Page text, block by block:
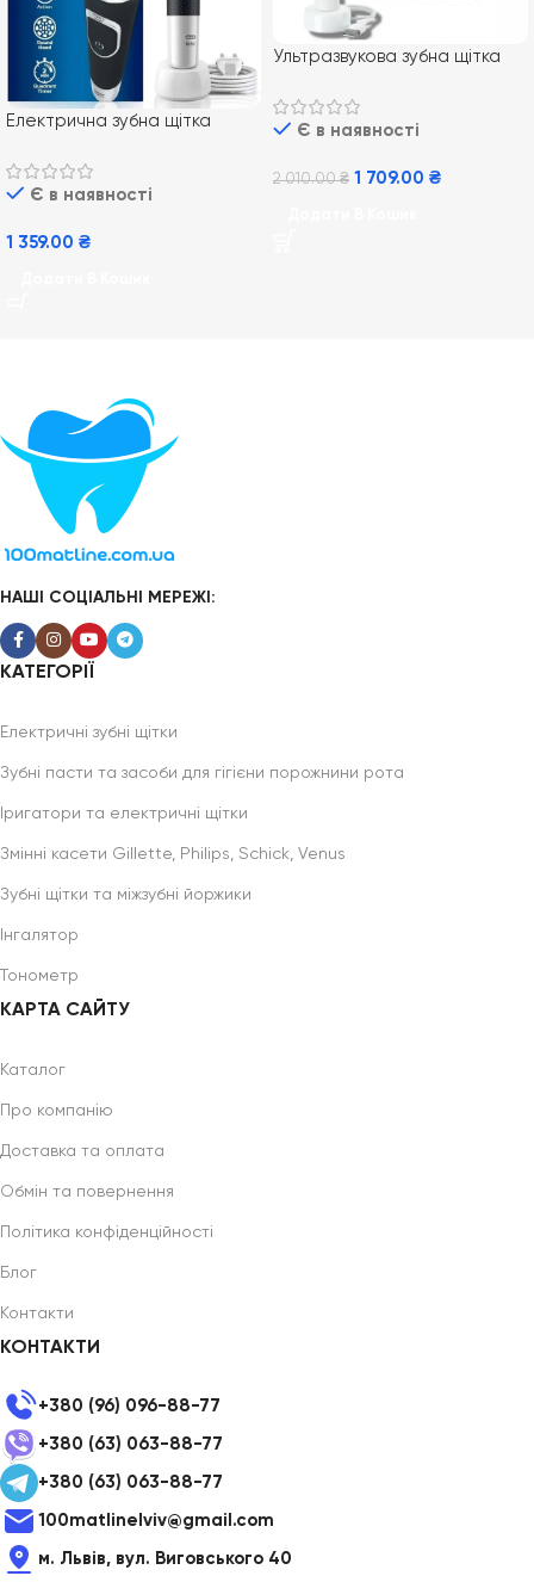
Електрична зубна щітка
Cross Action Black
Є в наявності
1 359.00 ₴
Ультразвукова зубна щітка
Daily Clean HX3651/13
Є в наявності
2 010.00₴ 1 709.00 ₴
НАШІ СОЦІАЛЬНІ МЕРЕЖІ:
КАТЕГОРІЇ
Електричні зубні щітки
Зубні пасти та засоби для гігієни порожнини рота
Іригатори та електричні щітки
Змінні касети Gillette, Philips, Schick, Venus
Зубні щітки та міжзубні йоржики
Інгалятор
Тонометр
КАРТА САЙТУ
Каталог
Про компанію
Доставка та оплата
Обмін та повернення
Політика конфіденційності
Блог
Контакти
КОНТАКТИ
+380 (96) 096-88-77
+380 (63) 063-88-77
+380 (63) 063-88-77
100matlinelviv@gmail.com
м. Львів, вул. Виговського 40